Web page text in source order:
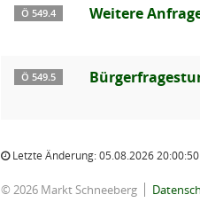
Ö 549.4 Weitere
Ö 549.5
Letzte Änderung: 05.08.2026 20:00:50
© 2026 Markt Schneeberg